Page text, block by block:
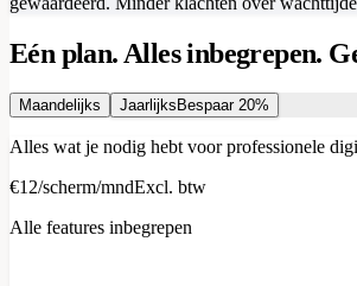
Eén plan. Alles inbegrepen.
Maandelijks Jaarlijks Bespaar 20%
Alles wat je nodig hebt voor professionele
€12/scherm/mndExcl. btw
Alle features inbegrepen